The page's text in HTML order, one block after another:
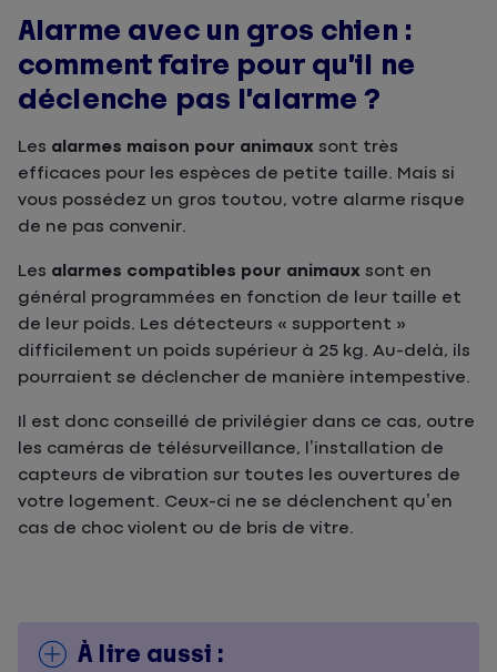
Alarme avec un gros chien :
comment faire pour qu’il ne
déclenche pas l’alarme ?
Les alarmes maison pour animaux sont très
efficaces pour les espèces de petite taille. Mais si
vous possédez un gros toutou, votre alarme risque
de ne pas convenir.
Les alarmes compatibles pour animaux sont en
général programmées en fonction de leur taille et
de leur poids. Les détecteurs « supportent »
difficilement un poids supérieur à 25 kg. Au-delà, ils
pourraient se déclencher de manière intempestive.
Il est donc conseillé de privilégier dans ce cas, outre
les caméras de télésurveillance, l’installation de
capteurs de vibration sur toutes les ouvertures de
votre logement. Ceux-ci ne se déclenchent qu’en
cas de choc violent ou de bris de vitre.
À lire aussi :